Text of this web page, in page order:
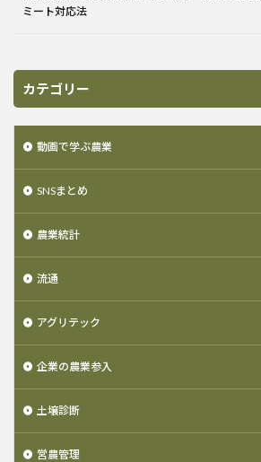
ミート対応法
カテゴリー
動画で学ぶ農業
SNSまとめ
農業統計
流通
アグリテック
企業の農業参入
土壌診断
営農管理